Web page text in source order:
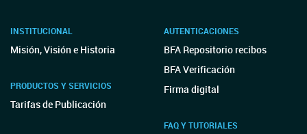
INSTITUCIONAL
Misión, Visión e Historia
PRODUCTOS Y SERVICIOS
Tarifas de Publicación
AUTENTICACIONES
BFA Repositorio recibos
BFA Verificación
Firma digital
FAQ Y TUTORIALES